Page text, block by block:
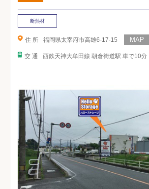
断熱材
住 所 福岡県太宰府市高雄6-17-15
交 通 西鉄天神大牟田線 朝倉街道駅 車で10分